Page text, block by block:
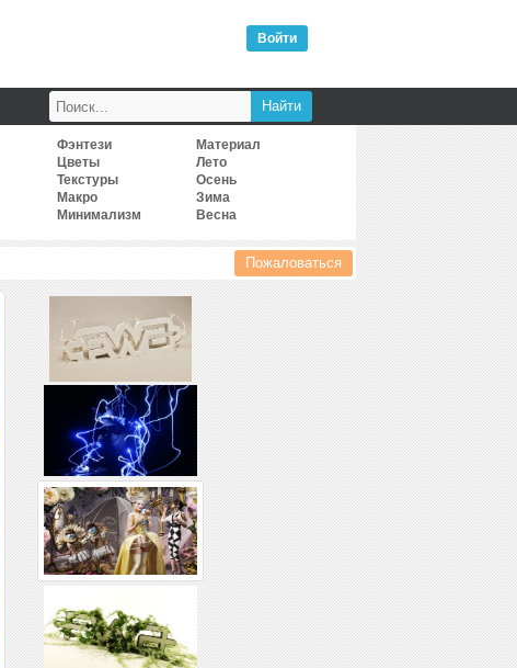
Войти
Фэнтези
Цветы
Текстуры
Макро
Минимализм
Материал
Лето
Осень
Зима
Весна
Пожаловаться